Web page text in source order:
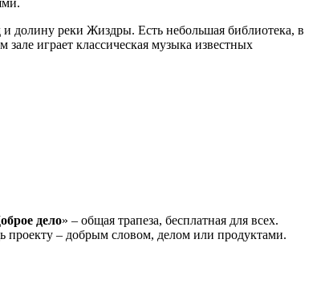
долину реки Жиздры. Есть небольшая библиотека, в
играет классическая музыка известных
дело» – общая трапеза, бесплатная для всех.
– добрым словом, делом или продуктами.